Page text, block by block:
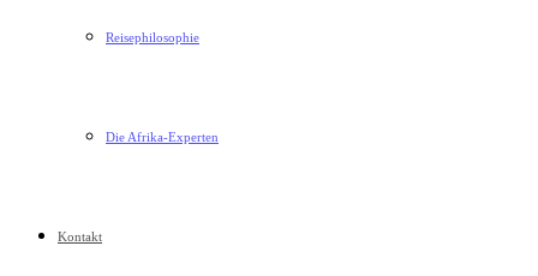
Reisephilosophie
Die Afrika-Experten
Kontakt